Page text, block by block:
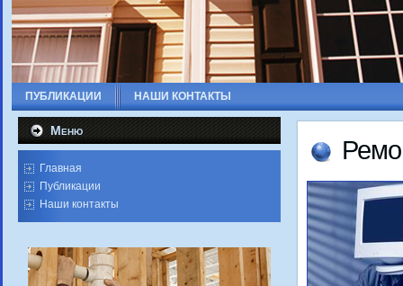
ПУБЛИКАЦИИ НАШИ КОНТАКТЫ
Меню
Главная
Публикации
Наши контакты